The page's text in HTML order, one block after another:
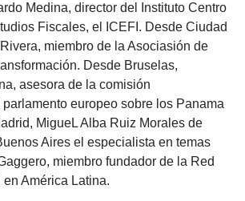
Medina, director del Instituto Centro
Fiscales, el ICEFI. Desde Ciudad
miembro de la Asociasión de
Desde Bruselas,
asesora de la comisión
europeo sobre los Panama
MigueL Alba Ruiz Morales de
Aires el especialista en temas
miembro fundador de la Red
América Latina.